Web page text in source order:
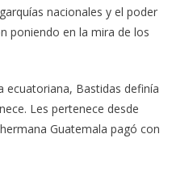
nacionales y el poder
poniendo en la mira de los
ecuatoriana, Bastidas definía
Les pertenece desde
Guatemala pagó con